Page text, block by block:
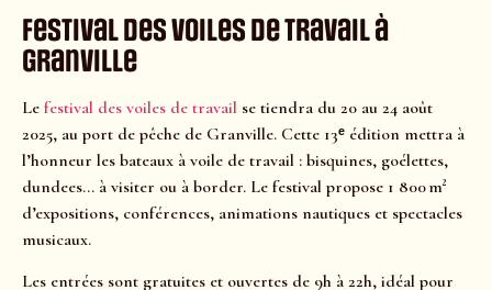
Festival des voiles de travail à
Granville
Le festival des voiles de travail se tiendra du 20 au 24 août
2025, au port de pêche de Granville. Cette 13ᵉ édition mettra à
l’honneur les bateaux à voile de travail : bisquines, goélettes,
dundees… à visiter ou à border. Le festival propose 1 800 m²
d’expositions, conférences, animations nautiques et spectacles
musicaux.
Les entrées sont gratuites et ouvertes de 9h à 22h, idéal pour